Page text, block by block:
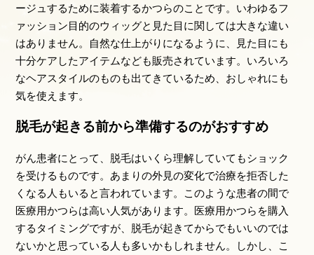
ージュするために装着するかつらのことです。いわゆるフ
ァッション目的のウィッグと見た目に関しては大きな違い
はありません。自然な仕上がりになるように、見た目にも
十分ケアしたアイテムなども販売されています。いろいろ
なヘアスタイルのものも出てきているため、おしゃれにも
気を使えます。
脱毛が起きる前から準備するのがおすすめ
がん患者にとって、脱毛はいくら理解していてもショック
を受けるものです。あまりの外見の変化で治療を拒否した
くなる人もいると言われています。このような患者の間で
医療用かつらは高い人気があります。医療用かつらを購入
するタイミングですが、脱毛が起きてからでもいいのでは
ないかと思っている人も多いかもしれません。しかし、こ